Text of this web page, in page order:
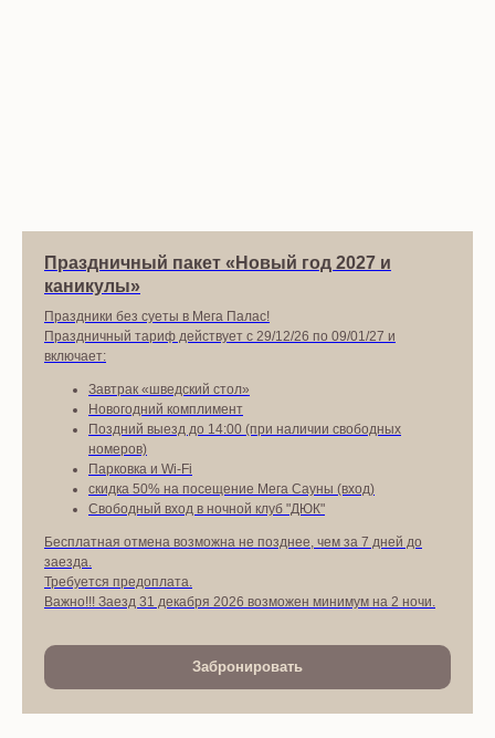
Праздничный пакет «Новый год 2027 и
каникулы»
Праздники без суеты в Мега Палас!
Праздничный тариф действует с 29/12/26 по 09/01/27 и
включает:
Завтрак «шведский стол»
Новогодний комплимент
Поздний выезд до 14:00 (при наличии свободных
номеров)
Парковка и Wi-Fi
скидка 50% на посещение Мега Сауны (вход)
Свободный вход в ночной клуб "ДЮК"
Бесплатная отмена возможна не позднее, чем за 7 дней до
заезда.
Требуется предоплата.
Важно!!! Заезд 31 декабря 2026 возможен минимум на 2 ночи.
Забронировать